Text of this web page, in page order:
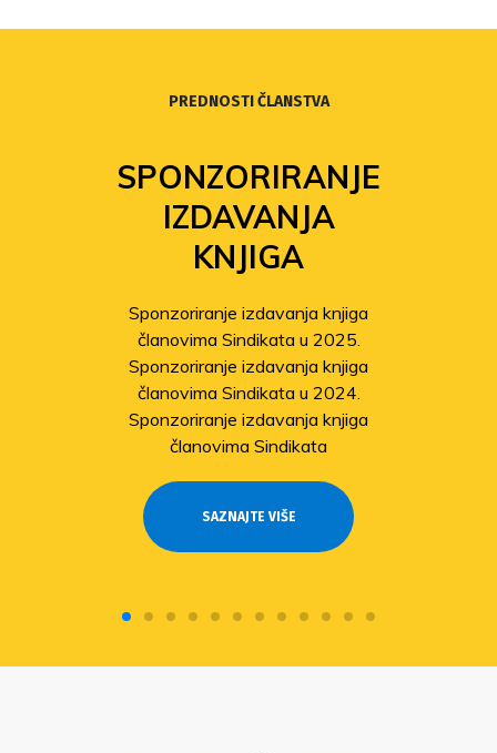
PREDNOSTI ČLANSTVA
SPONZORIRANJE
IZDAVANJA
KNJIGA
Sponzoriranje izdavanja knjiga
članovima Sindikata u 2025.
Sponzoriranje izdavanja knjiga
članovima Sindikata u 2024.
Sponzoriranje izdavanja knjiga
članovima Sindikata
SAZNAJTE VIŠE